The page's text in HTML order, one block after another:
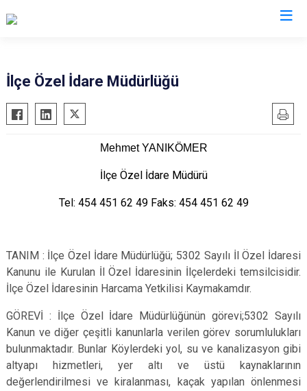
Alucra
Bulancak
Eynesil
Keşap
Piraziz
İlçe Özel İdare Müdürlüğü
Mehmet YANIKÖMER
İlçe Özel İdare Müdürü
Tel: 454 451 62 49 Faks: 454 451 62 49
TANIM : İlçe Özel İdare Müdürlüğü; 5302 Sayılı İl Özel İdaresi
Kanunu ile Kurulan İl Özel İdaresinin İlçelerdeki temsilcisidir.
İlçe Özel İdaresinin Harcama Yetkilisi Kaymakamdır.
GÖREVİ : İlçe Özel İdare Müdürlüğünün görevi;5302 Sayılı
Kanun ve diğer çeşitli kanunlarla verilen görev sorumlulukları
bulunmaktadır. Bunlar Köylerdeki yol, su ve kanalizasyon gibi
altyapı hizmetleri, yer altı ve üstü kaynaklarının
değerlendirilmesi ve kiralanması, kaçak yapılan önlenmesi